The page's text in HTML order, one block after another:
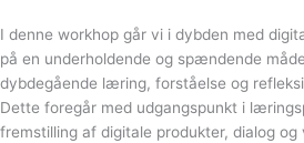
I denne workhop går vi i dybden med
på en underholdende og spændende
dybdegående læring, forståelse og
Dette foregår med udgangspunkt i
fremstilling af digitale produkter, dialog og